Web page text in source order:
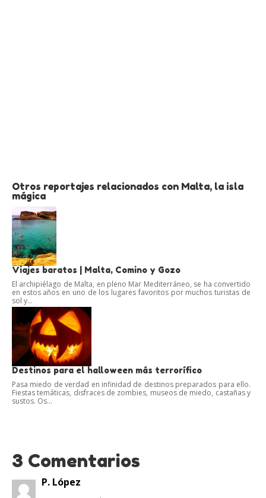
Otros reportajes relacionados con Malta, la isla
mágica
Viajes baratos | Malta, Comino y Gozo
El archipiélago de Malta, en pleno Mar Mediterráneo, se ha convertido
en estos años en uno de los lugares favoritos por muchos turistas de
sol y...
Destinos para el halloween más terrorífico
Pasa miedo de verdad en infinidad de destinos preparados para ello.
Fiestas temáticas, disfraces de zombies, museos de miedo, castañas y
sustos. Os...
3 Comentarios
P. López